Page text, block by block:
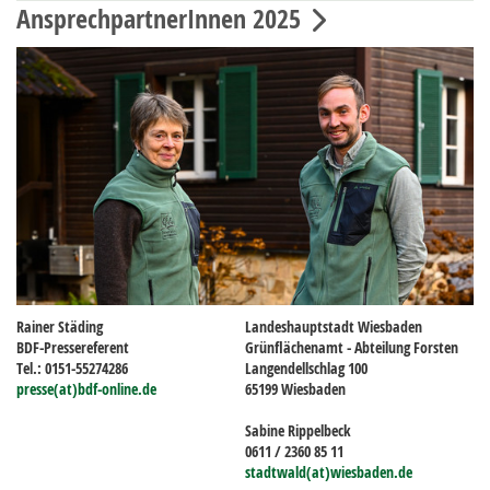
AnsprechpartnerInnen 2025
Rainer Städing
BDF-Pressereferent
Tel.: 0151-55274286
presse(at)bdf-online.de
Landeshauptstadt Wiesbaden
Grünflächenamt - Abteilung Forsten
Langendellschlag 100
65199 Wiesbaden
Sabine Rippelbeck
0611 / 2360 85 11
stadtwald(at)wiesbaden.de